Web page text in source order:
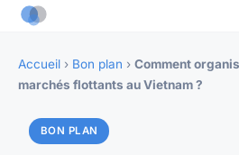
Accueil › Bon plan › Comment
marchés flottants au Vietnam ?
BON PLAN